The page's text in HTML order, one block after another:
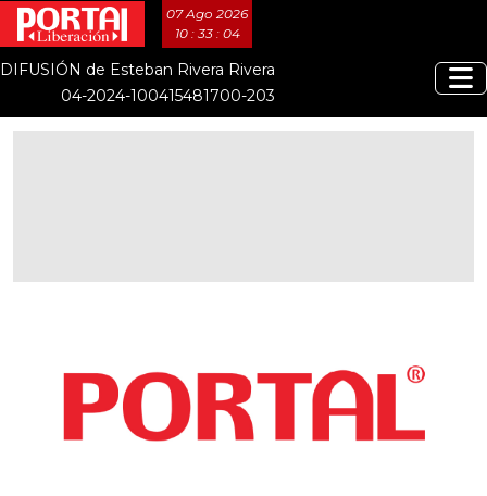
07 Ago 2026
10 : 33 : 04
DIFUSIÓN de Esteban Rivera Rivera
04-2024-100415481700-203